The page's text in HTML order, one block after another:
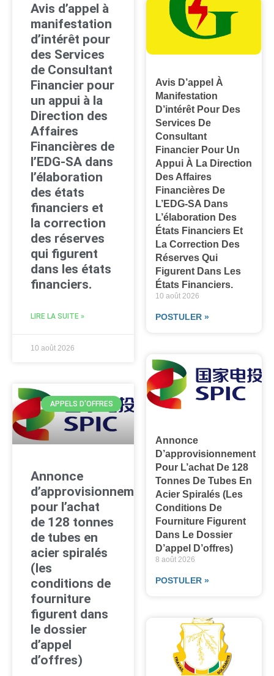
Avis d’appel à
manifestation
d’intérêt pour
des Services
de Consultant
Financier pour
un appui à la
Direction des
Affaires
Financières de
l’EDG-SA dans
l’élaboration
des états
financiers et
la correction
des réserves
qui figurent
dans les états
financiers.
LIRE LA SUITE »
10 août 2026
APPELS D'OFFRES
Annonce
d’approvisionnement
pour l’achat
de 128 tonnes
de tubes en
acier spiralés
(les
conditions de
fourniture
figurent dans
le dossier
d’appel
d’offres)
Avis D’appel À
Manifestation
D’intérêt Pour Des
Services De
Consultant
Financier Pour Un
Appui À La Direction
Des Affaires
Financières De
L’EDG-SA Dans
L’élaboration Des
États Financiers Et
La Correction Des
Réserves Qui
Figurent Dans Les
États Financiers.
10 août 2026
POSTULER »
Annonce
D’approvisionnement
Pour L’achat De 128
Tonnes De Tubes En
Acier Spiralés (les
Conditions De
Fourniture Figurent
Dans Le Dossier
D’appel D’offres)
8 août 2026
POSTULER »